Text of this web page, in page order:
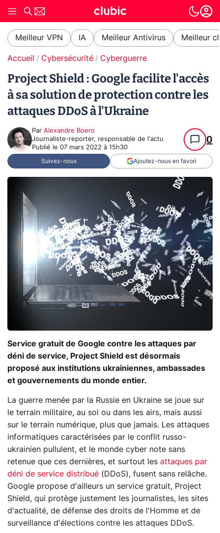
Meilleur VPN IA Meilleur Antivirus Meilleur
Accueil Cybersécurité Cyberguerre
Project Shield : Google facilite l'accès
à sa solution de protection contre les
attaques DDoS à l'Ukraine
Par Alexandre Boero
Journaliste-reporter, responsable de l'actu
Publié le 07 mars 2022 à 15h30
0
Suivez-nous Ajoutez-nous en favori
Service gratuit de Google contre les attaques par
déni de service, Project Shield est désormais
proposé aux institutions ukrainiennes, ambassades
et gouvernements du monde entier.
La guerre menée par la Russie en Ukraine se joue sur
le terrain militaire, au sol ou dans les airs, mais aussi
sur le terrain numérique, plus que jamais. Les attaques
informatiques caractérisées par le conflit russo-
ukrainien pullulent, et le monde cyber note sans
retenue que ces dernières, et surtout les attaques par
déni de service distribué (DDoS), fusent sans relâche.
Google propose d'ailleurs un service gratuit, Project
Shield, qui protège justement les journalistes, les sites
d'actualité, de défense des droits de l'Homme et de
surveillance d'élections contre les attaques DDoS.